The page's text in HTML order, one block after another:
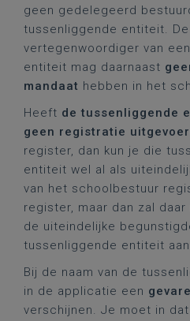
geen gedelegeerd
tussenliggende entiteit.
vertegenwoordiger van
entiteit mag daarnaast
mandaat hebben in het
Heeft de tussenliggende
geen registratie
register, dan kun je die
entiteit wel al als
van het schoolbestuur
register, maar dan zal
de uiteindelijke
tussenliggende entiteit
Bij de naam van de
in de applicatie een
verschijnen. Je moet in